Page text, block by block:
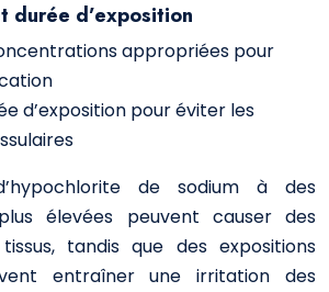
durée d’exposition
appropriées pour
d’exposition pour éviter les
de sodium à des
élevées peuvent causer des
tandis que des expositions
entraîner une irritation des